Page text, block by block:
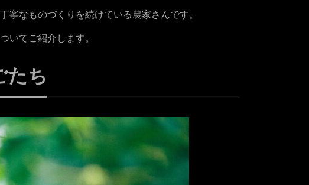
なものづくりを続けている農家さんです。
いてご紹介します。
たち